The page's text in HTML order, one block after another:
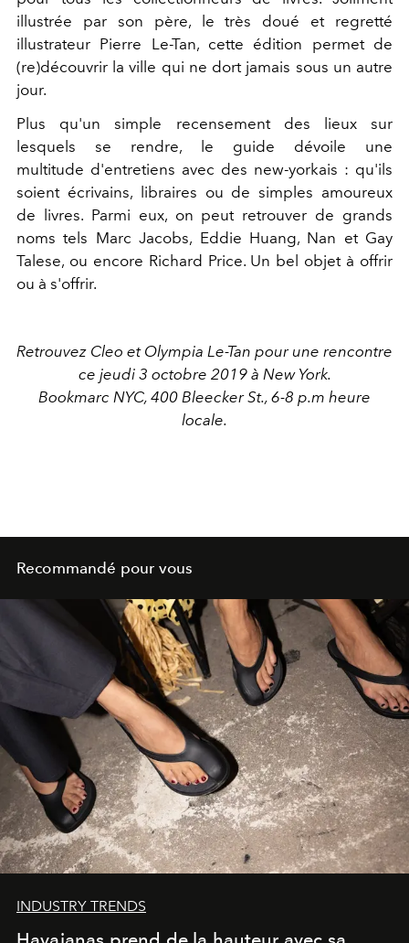
illustrée par son père, le très doué et regretté
illustrateur Pierre Le-Tan, cette édition permet de
(re)découvrir la ville qui ne dort jamais sous un autre
jour.
Plus qu'un simple recensement des lieux sur
lesquels se rendre, le guide dévoile une
multitude d'entretiens avec des new-yorkais : qu'ils
soient écrivains, libraires ou de simples amoureux
de livres. Parmi eux, on peut retrouver de grands
noms tels Marc Jacobs, Eddie Huang, Nan et Gay
Talese, ou encore Richard Price. Un bel objet à offrir
ou à s'offrir.
Retrouvez Cleo et Olympia Le-Tan pour une rencontre
ce jeudi 3 octobre 2019 à New York.
Bookmarc NYC, 400 Bleecker St., 6-8 p.m heure
locale.
Recommandé pour vous
INDUSTRY TRENDS